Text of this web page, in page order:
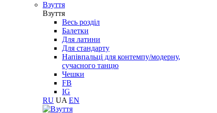
Взуття
Взуття
Весь розділ
Балетки
Для латини
Для стандарту
Напівпальці для контемпу/модерну,
сучасного танцю
Чешки
FB
IG
RU UA EN